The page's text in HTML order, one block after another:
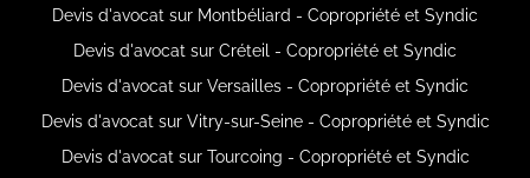
Devis d'avocat sur Montbéliard - Copropriété et Syndic
Devis d'avocat sur Créteil - Copropriété et Syndic
Devis d'avocat sur Versailles - Copropriété et Syndic
Devis d'avocat sur Vitry-sur-Seine - Copropriété et Syndic
Devis d'avocat sur Tourcoing - Copropriété et Syndic